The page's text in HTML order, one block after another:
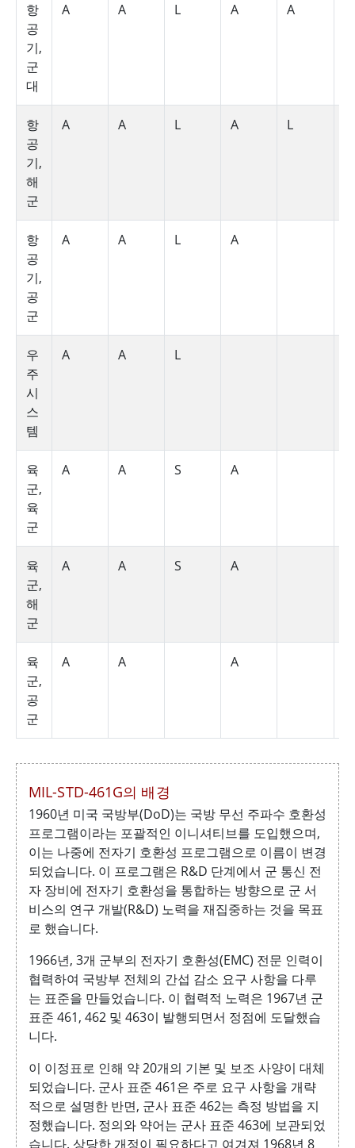
항
공
기,
군
대
A A L A A
항
공
기,
해
군
A A L A L
항
공
기,
공
군
A A L A
우
주
시
스
템
A A L
육
군,
육
군
A A S A
육
군,
해
군
A A S A
육
군,
공
군
A A A
MIL-STD-461G의 배경
1960년 미국 국방부(DoD)는 국방 무선 주파수 호환성
프로그램이라는 포괄적인 이니셔티브를 도입했으며,
이는 나중에 전자기 호환성 프로그램으로 이름이 변경
되었습니다. 이 프로그램은 R&D 단계에서 군 통신 전
자 장비에 전자기 호환성을 통합하는 방향으로 군 서
비스의 연구 개발(R&D) 노력을 재집중하는 것을 목표
로 했습니다.
1966년, 3개 군부의 전자기 호환성(EMC) 전문 인력이
협력하여 국방부 전체의 간섭 감소 요구 사항을 다루
는 표준을 만들었습니다. 이 협력적 노력은 1967년 군
표준 461, 462 및 463이 발행되면서 정점에 도달했습
니다.
이 이정표로 인해 약 20개의 기본 및 보조 사양이 대체
되었습니다. 군사 표준 461은 주로 요구 사항을 개략
적으로 설명한 반면, 군사 표준 462는 측정 방법을 지
정했습니다. 정의와 약어는 군사 표준 463에 보관되었
습니다. 상당한 개정이 필요하다고 여겨져 1968년 8